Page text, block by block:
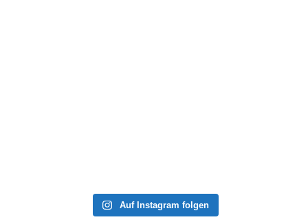
Auf Instagram folgen